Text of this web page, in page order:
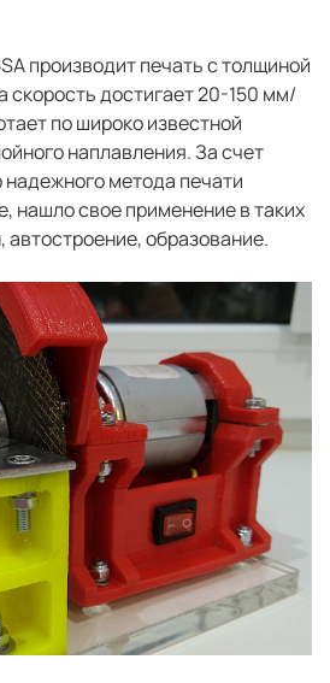
производит печать с толщиной
скорость достигает 20-150 мм/
по широко известной
наплавления. За счет
надежного метода печати
нашло свое применение в таких
автостроение, образование.